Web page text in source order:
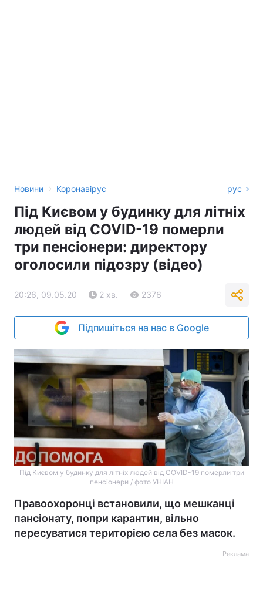
Новини › Коронавірус рус
Під Києвом у будинку для літніх
людей від COVID-19 померли
три пенсіонери: директору
оголосили підозру (відео)
20:26, 09.05.20 2 хв. 2376
Підпишіться на нас в Google
Під Києвом у будинку для літніх людей від COVID-19 померли три
пенсіонери / фото УНІАН
Правоохоронці встановили, що мешканці
пансіонату, попри карантин, вільно
пересуватися територією села без масок.
Реклама